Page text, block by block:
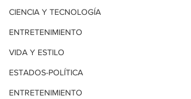
CIENCIA Y TECNOLOGÍA
ENTRETENIMIENTO
VIDA Y ESTILO
ESTADOS-POLÍTICA
ENTRETENIMIENTO